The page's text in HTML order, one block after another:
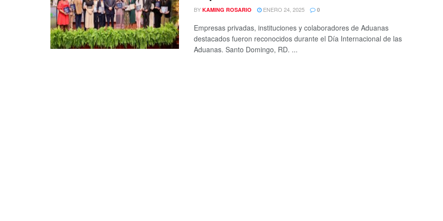
BY KAMING ROSARIO ENERO 24, 2025 0
Empresas privadas, instituciones y colaboradores de Aduanas
destacados fueron reconocidos durante el Día Internacional de las
Aduanas. Santo Domingo, RD. ...